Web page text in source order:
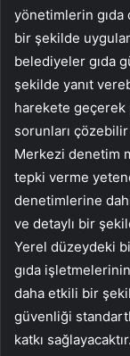
yönetimlerin gıda
bir şekilde
belediyeler gıda
şekilde yanıt
harekete
sorunları
Merkezi denetim
tepki verme
denetimlerine
ve detaylı bir
Yerel düzeydeki
gıda
daha etkili bir
güvenliği
katkı